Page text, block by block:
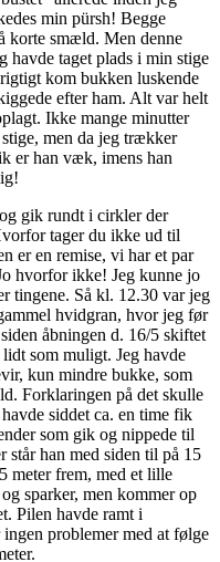
min pürsh! Begge
korte smæld. Men denne
havde taget plads i min stige
kom bukken luskende
efter ham. Alt var helt
Ikke mange minutter
men da jeg trækker
er han væk, imens han
gik rundt i cirkler der
tager du ikke ud til
er en remise, vi har et par
hvorfor ikke! Jeg kunne jo
tingene. Så kl. 12.30 var jeg
hvidgran, hvor jeg før
åbningen d. 16/5 skiftet
som muligt. Jeg havde
kun mindre bukke, som
Forklaringen på det skulle
siddet ca. en time fik
som gik og nippede til
står han med siden til på 15
meter frem, med et lille
sparker, men kommer op
Pilen havde ramt i
problemer med at følge